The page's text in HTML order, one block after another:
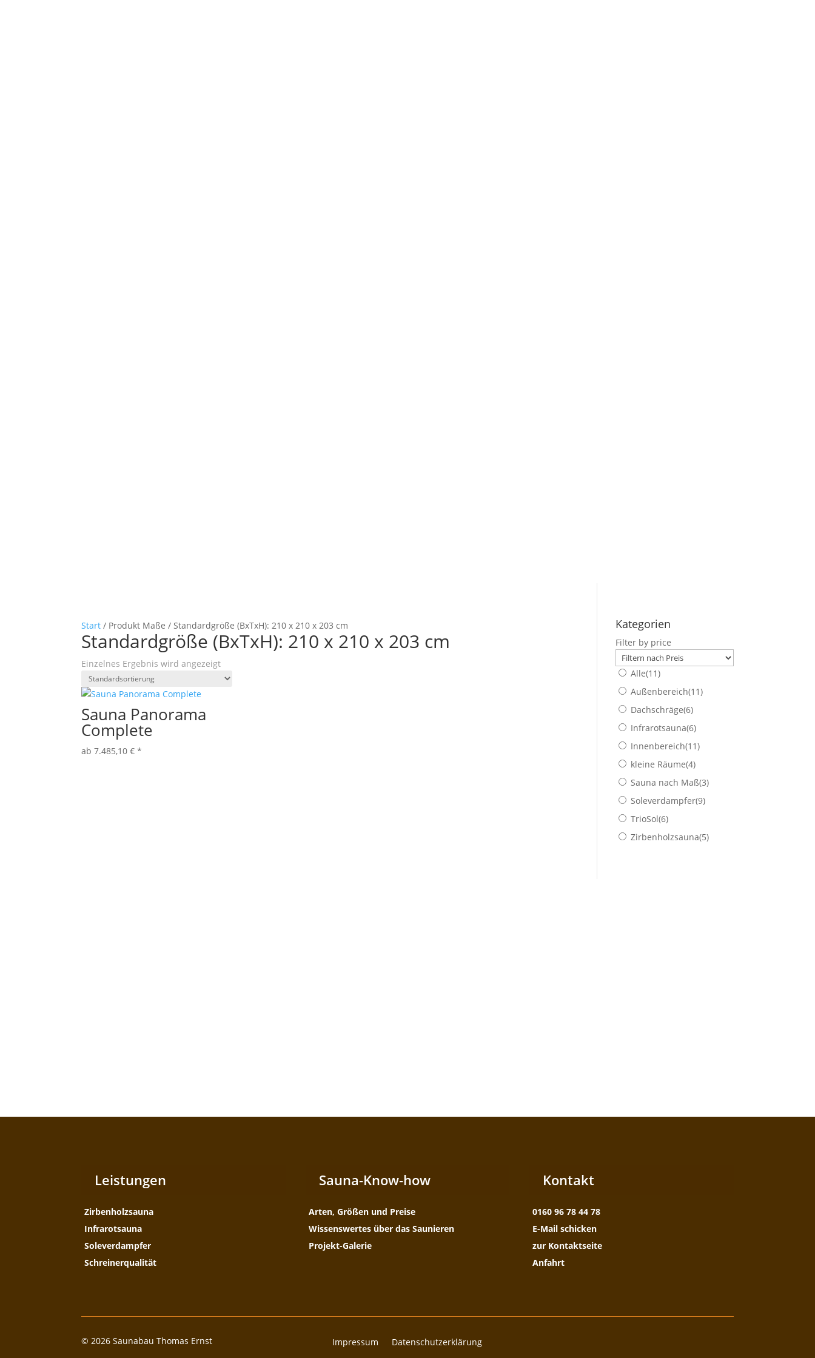
Start / Produkt Maße / Standardgröße (BxTxH): 210 x 210 x 203 cm
Standardgröße (BxTxH): 210 x 210 x 203 cm
Einzelnes Ergebnis wird angezeigt
Sauna Panorama
Complete
ab7.485,10€ *
Kategorien
Filter by price
Alle(11)
Außenbereich(11)
Dachschräge(6)
Infrarotsauna(6)
Innenbereich(11)
kleine Räume(4)
Sauna nach Maß(3)
Soleverdampfer(9)
TrioSol(6)
Zirbenholzsauna(5)
Leistungen
Zirbenholzsauna
Infrarotsauna
Soleverdampfer
Schreinerqualität
Sauna-Know-how
Arten, Größen und Preise
Wissenswertes über das Saunieren
Projekt-Galerie
Kontakt
0160 96 78 44 78
E-Mail schicken
zur Kontaktseite
Anfahrt
© 2026 Saunabau Thomas Ernst Impressum Datenschutzerklärung